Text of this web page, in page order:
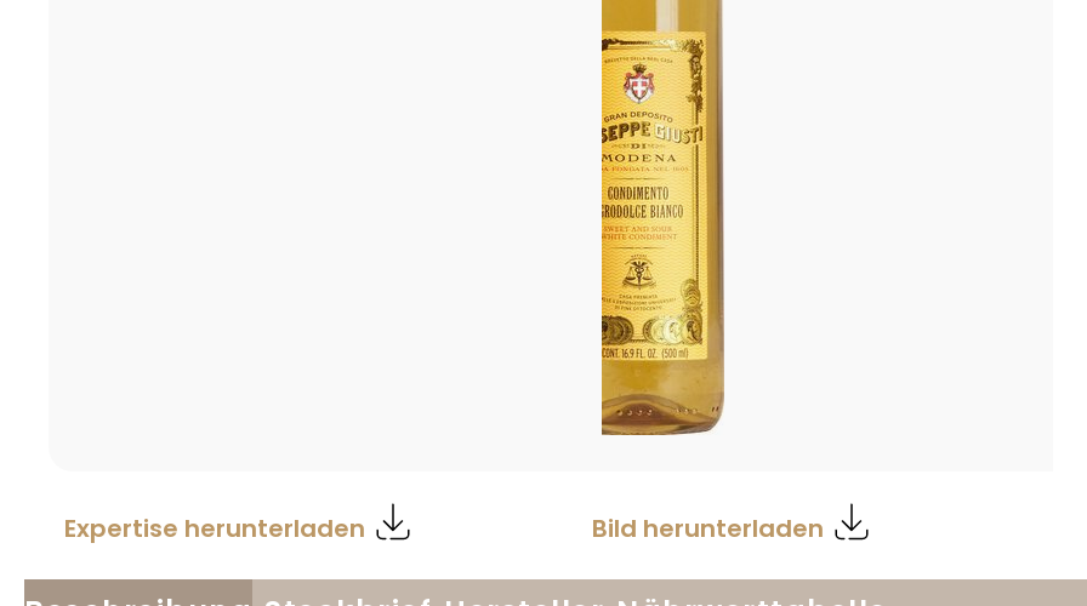
Expertise herunterladen Bild herunterladen